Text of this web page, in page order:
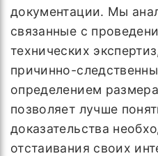
документации. Мы
связанные с
технических
причинно-
определением
позволяет лучше
доказательства
отстаивания своих